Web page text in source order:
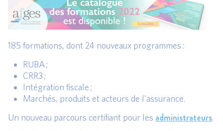
185 formations, dont 24 nouveaux programmes :
RUBA ;
CRR3 ;
Intégration fiscale ;
Marchés, produits et acteurs de l’assurance.
Un nouveau parcours certifiant pour les administrateurs.